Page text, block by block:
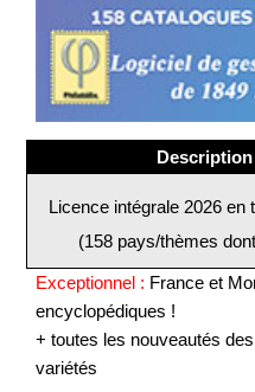
Description
Licence intégrale 2026 en
(158 pays/thèmes
Exceptionnel : France et
encyclopédiques !
+ toutes les nouveautés
variétés